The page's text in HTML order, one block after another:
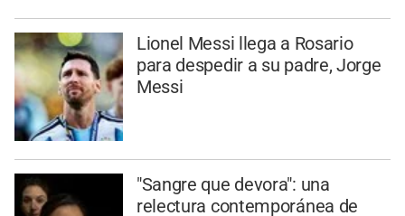
Lionel Messi llega a Rosario
para despedir a su padre, Jorge
Messi
"Sangre que devora": una
relectura contemporánea de